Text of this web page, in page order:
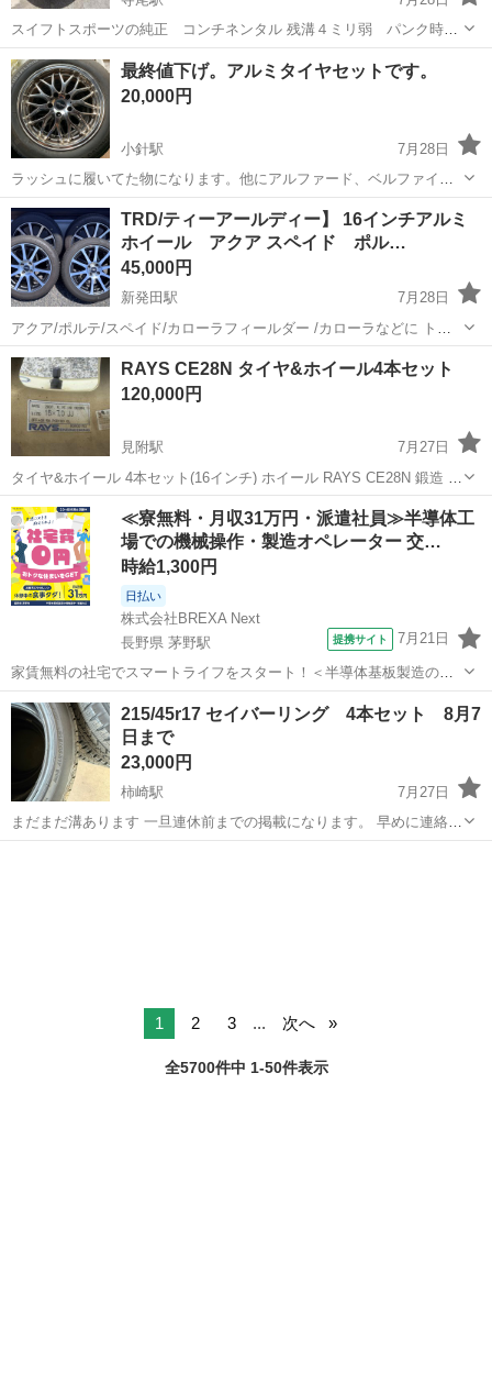
スイフトスポーツの純正 コンチネンタル 残溝４ミリ弱 パンク時等
の応急用にどうぞ
新潟 新潟市 寺尾駅 タイヤ、ホイール コンチネンタル
最終値下げ。アルミタイヤセットです。
20,000円
小針駅
7月28日
ラッシュに履いてた物になります。他にアルファード、ベルファイア
履けると思います。 サイズは、17インチ215 60です。 アルミは、それ
なりに汚れ傷メッキ剥がれあります。 タイヤは、ワンシーズン位で、
バリ山です。 写真で確...
新潟 新潟市 タイヤ、ホイール
TRD/ティーアールディー】 16インチアルミ
ホイール アクア スペイド ポル…
45,000円
新発田駅
7月28日
アクア/ポルテ/スペイド/カローラフィールダー /カローラなどに トヨ
タTRD 16インチアルミホイール 16×6.5J 4H×PCD100㎜ INSET45㎜
ハブ穴径Φ60㎜ リム・スポークに小傷や傷有り(写真を参照し...
新潟 新発田市 タイヤ、ホイール
RAYS CE28N タイヤ&ホイール4本セット
120,000円
見附駅
7月27日
タイヤ&ホイール 4本セット(16インチ) ホイール RAYS CE28N 鍛造 ・
16インチ 7J ・インセット +48 ・PCD 100 ・5穴 ・ガリ傷 無し、塗装
剥げ やや有り タイヤ 195/60R16 ・ミシ...
新潟 見附市 見附駅 タイヤ、ホイール
≪寮無料・月収31万円・派遣社員≫半導体工
場での機械操作・製造オペレーター 交…
時給1,300円
日払い
株式会社BREXA Next
長野県 茅野駅
提携サイト 7月21日
家賃無料の社宅でスマートライフをスタート！＜半導体基板製造の機
械操作・検査＞ランチ代もかからないオトクな職場◎／稼ぎもしっか
り！月収例31万円／長野県茅野市 半導体基板の製造・検査 クリーンル
ーム内で、半導体基板の製造や検...
長野 茅野市 その他
215/45r17 セイバーリング 4本セット 8月7
日まで
23,000円
柿崎駅
7月27日
まだまだ溝あります 一旦連休前までの掲載になります。 早めに連絡い
ただければ連休中に受け渡し可能です。
1 2 3 ... 次へ
全5700件中 1-50件表示